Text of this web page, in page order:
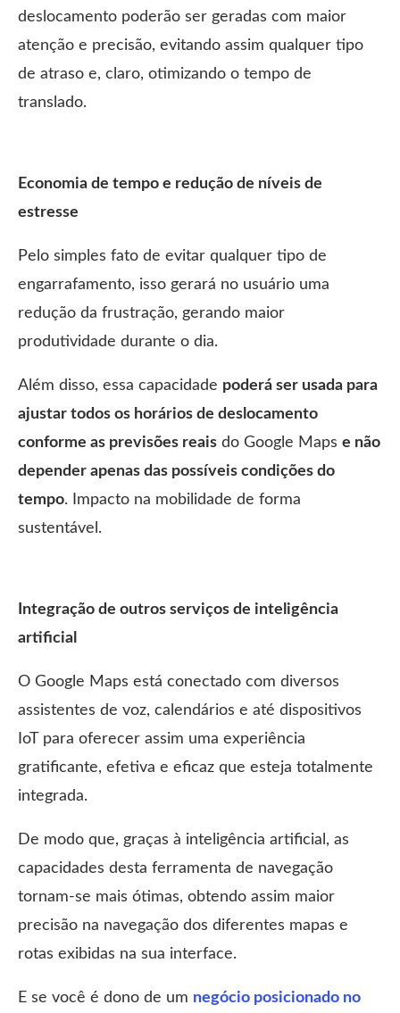
deslocamento poderão ser geradas com maior
atenção e precisão, evitando assim qualquer tipo
de atraso e, claro, otimizando o tempo de
translado.
Economia de tempo e redução de níveis de
estresse
Pelo simples fato de evitar qualquer tipo de
engarrafamento, isso gerará no usuário uma
redução da frustração, gerando maior
produtividade durante o dia.
Além disso, essa capacidade poderá ser usada para
ajustar todos os horários de deslocamento
conforme as previsões reais do Google Maps e não
depender apenas das possíveis condições do
tempo. Impacto na mobilidade de forma
sustentável.
Integração de outros serviços de inteligência
artificial
O Google Maps está conectado com diversos
assistentes de voz, calendários e até dispositivos
IoT para oferecer assim uma experiência
gratificante, efetiva e eficaz que esteja totalmente
integrada.
De modo que, graças à inteligência artificial, as
capacidades desta ferramenta de navegação
tornam-se mais ótimas, obtendo assim maior
precisão na navegação dos diferentes mapas e
rotas exibidas na sua interface.
E se você é dono de um negócio posicionado no